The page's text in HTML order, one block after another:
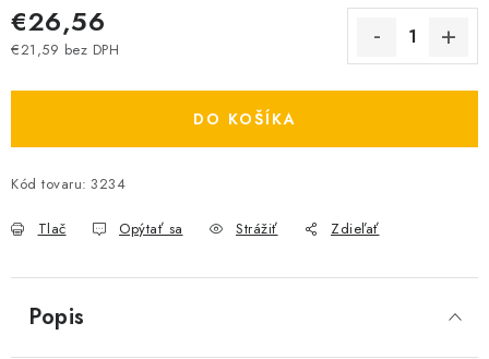
€26,56
€21,59 bez DPH
DO KOŠÍKA
Kód tovaru: 3234
Tlač Opýtať sa Strážiť Zdieľať
Popis